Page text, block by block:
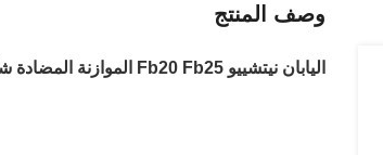
وصف المنتج
اليابان نيتشييو Fb20 Fb25 الموازنة المضادة شاحنة النقل بطارية ليثيوم أيون بطارية تخزين الطاقة الشمسية